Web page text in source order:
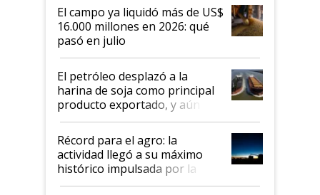
El campo ya liquidó más de US$
16.000 millones en 2026: qué
pasó en julio
El petróleo desplazó a la
harina de soja como principal
producto exportado, y aún así
el agro aportó casi seis de cada
diez dólares y sostuvo el
liderazgo en un semestre
récord
Récord para el agro: la
actividad llegó a su máximo
histórico impulsada por la
cosecha y las exportaciones